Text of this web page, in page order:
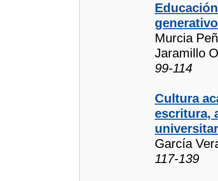
Murcia
Jaramillo
99-114
Cultura
escritura,
García
117-139